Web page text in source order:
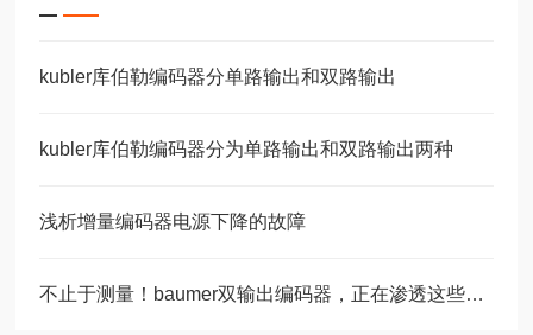
kubler库伯勒编码器分单路输出和双路输出
kubler库伯勒编码器分为单路输出和双路输出两种
浅析增量编码器电源下降的故障
不止于测量！baumer双输出编码器，正在渗透这些关键领域